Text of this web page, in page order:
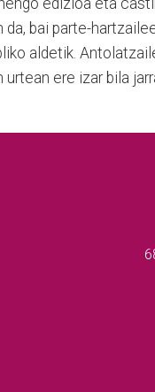
da, bai parte-
aldetik.
urtean ere izar bila